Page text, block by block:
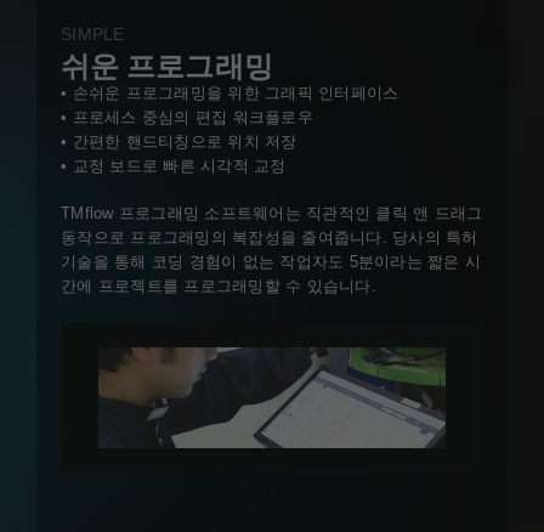
SIMPLE
쉬운 프로그래밍
• 손쉬운 프로그래밍을 위한 그래픽 인터페이스
• 프로세스 중심의 편집 워크플로우
• 간편한 핸드티칭으로 위치 저장
• 교정 보드로 빠른 시각적 교정
TMflow 프로그래밍 소프트웨어는 직관적인 클릭 앤 드래그
동작으로 프로그래밍의 복잡성을 줄여줍니다. 당사의 특허
기술을 통해 코딩 경험이 없는 작업자도 5분이라는 짧은 시
간에 프로젝트를 프로그래밍할 수 있습니다.